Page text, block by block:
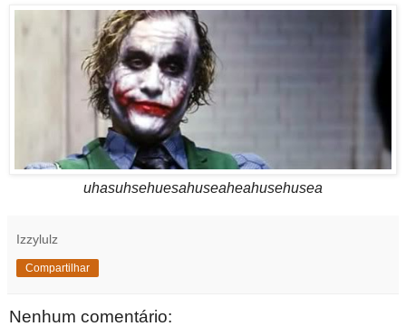
uhasuhsehuesahuseaheahusehusea
Izzylulz
Compartilhar
Nenhum comentário: